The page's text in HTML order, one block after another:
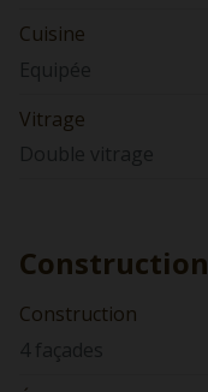
Cuisine
Equipée
Vitrage
Double vitrage
Construction
Construction
4 façades